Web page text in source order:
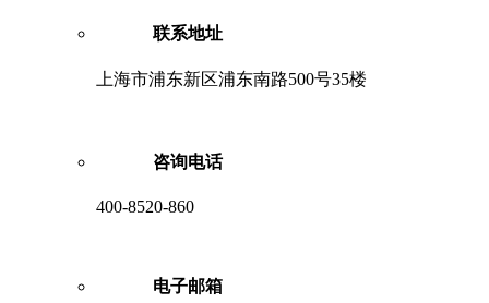
联系地址
上海市浦东新区浦东南路500号35楼
咨询电话
400-8520-860
电子邮箱